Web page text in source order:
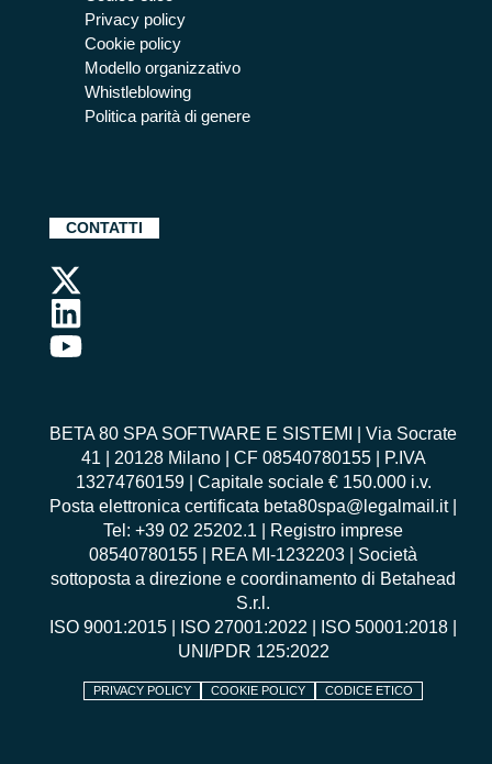
Privacy policy
Cookie policy
Modello organizzativo
Whistleblowing
Politica parità di genere
CONTATTI
BETA 80 SPA SOFTWARE E SISTEMI | Via Socrate
41 | 20128 Milano | CF 08540780155 | P.IVA
13274760159 | Capitale sociale € 150.000 i.v.
Posta elettronica certificata beta80spa@legalmail.it |
Tel: +39 02 25202.1 | Registro imprese
08540780155 | REA MI-1232203 | Società
sottoposta a direzione e coordinamento di Betahead
S.r.l.
ISO 9001:2015
ISO 27001:2022 ISO 50001:2018
UNI/PDR 125:2022
PRIVACY POLICY COOKIE POLICY CODICE ETICO